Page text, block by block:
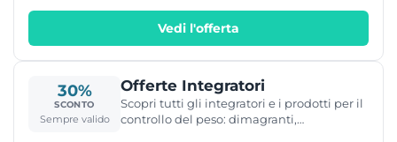
Vedi l'offerta
30%
SCONTO
Sempre valido
Offerte Integratori
Scopri tutti gli integratori e i prodotti per il
controllo del peso: dimagranti,